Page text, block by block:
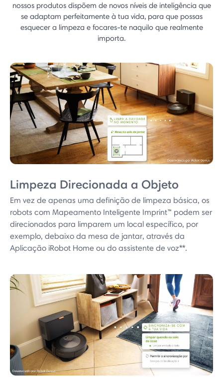
nossos produtos dispõem de novos níveis de inteligência que
se adaptam perfeitamente à tua vida, para que possas
esquecer a limpeza e focares-te naquilo que realmente
importa.
Limpeza Direcionada a Objeto
Em vez de apenas uma definição de limpeza básica, os
robots com Mapeamento Inteligente Imprint™ podem ser
direcionados para limparem um local específico, por
exemplo, debaixo da mesa de jantar, através da
Aplicação iRobot Home ou do assistente de voz**.